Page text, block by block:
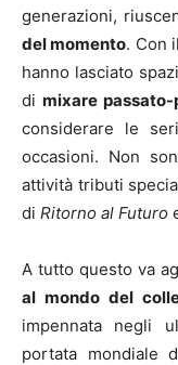
generazioni,
del momento. Con
hanno lasciato
dimixare
considerare le
occasioni. Non
attività tributi
di Ritorno al Futuro
A tutto questo va
al mondo del
impennata negli
portata mondiale